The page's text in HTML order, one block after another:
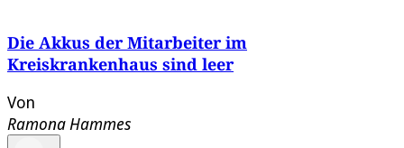
Die Akkus der Mitarbeiter im
Kreiskrankenhaus sind leer
Von
Ramona Hammes